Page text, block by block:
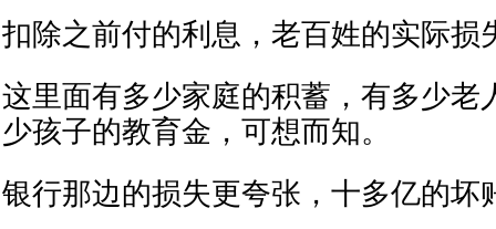
扣除之前付的利息，老百姓的实际损
这里面有多少家庭的积蓄，有多少老
少孩子的教育金，可想而知。
银行那边的损失更夸张，十多亿的坏